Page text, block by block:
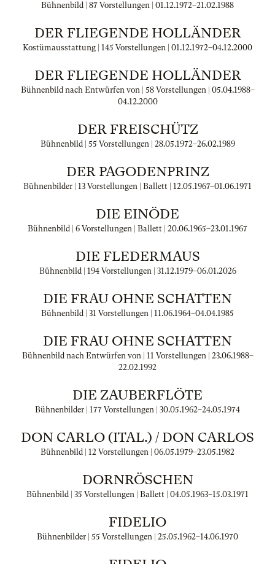
Bühnenbild | 87 Vorstellungen | 01.12.1972–21.02.1988
DER FLIEGENDE HOLLÄNDER
Kostümausstattung | 145 Vorstellungen | 01.12.1972–04.12.2000
DER FLIEGENDE HOLLÄNDER
Bühnenbild nach Entwürfen von | 58 Vorstellungen | 05.04.1988–
04.12.2000
DER FREISCHÜTZ
Bühnenbild | 55 Vorstellungen | 28.05.1972–26.02.1989
DER PAGODENPRINZ
Bühnenbilder | 13 Vorstellungen | Ballett | 12.05.1967–01.06.1971
DIE EINÖDE
Bühnenbild | 6 Vorstellungen | Ballett | 20.06.1965–23.01.1967
DIE FLEDERMAUS
Bühnenbild | 194 Vorstellungen | 31.12.1979–06.01.2026
DIE FRAU OHNE SCHATTEN
Bühnenbild | 31 Vorstellungen | 11.06.1964–04.04.1985
DIE FRAU OHNE SCHATTEN
Bühnenbild nach Entwürfen von | 11 Vorstellungen | 23.06.1988–
22.02.1992
DIE ZAUBERFLÖTE
Bühnenbilder | 177 Vorstellungen | 30.05.1962–24.05.1974
DON CARLO (ITAL.) / DON CARLOS
Bühnenbild | 12 Vorstellungen | 06.05.1979–23.05.1982
DORNRÖSCHEN
Bühnenbild | 35 Vorstellungen | Ballett | 04.05.1963–15.03.1971
FIDELIO
Bühnenbilder | 55 Vorstellungen | 25.05.1962–14.06.1970